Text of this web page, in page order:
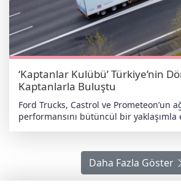
‘Kaptanlar Kulübü’ Türkiye’nin
Kaptanlarla Buluştu
Ford Trucks, Castrol ve Prometeon’un
performansını bütüncül bir yaklaşımla
tamamlandı. 24 Nisan - 22 Mayıs 2026
gerçekleşen tur kapsamında üç şirket,
farklı noktada ağır ticari araç
Daha Fazla Göster